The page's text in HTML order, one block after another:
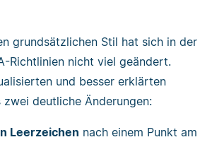
grundsätzlichen Stil hat sich in der
Richtlinien nicht viel geändert.
und besser erklärten
deutliche Änderungen:
Leerzeichen nach einem Punkt am